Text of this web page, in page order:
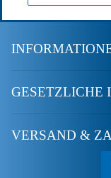
GESETZLICHE
VERSAND &